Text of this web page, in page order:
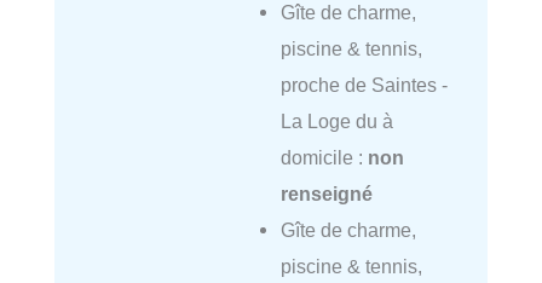
Gîte de charme,
piscine & tennis,
proche de Saintes -
La Loge du à
domicile : non
renseigné
Gîte de charme,
piscine & tennis,